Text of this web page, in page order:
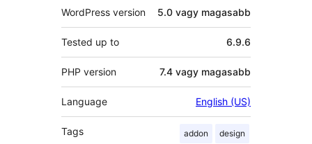
WordPress version 5.0 vagy magasabb
Tested up to 6.9.6
PHP version 7.4 vagy magasabb
Language English (US)
Tags addon design